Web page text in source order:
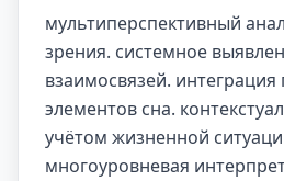
мультиперспективный
зрения. системное
взаимосвязей.
элементов сна.
учётом жизненной
многоуровневая